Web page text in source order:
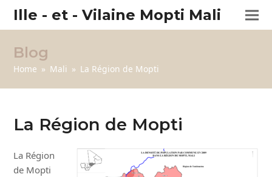
Ille - et - Vilaine Mopti Mali
Blog
Home » Mali » La Région de Mopti
La Région de Mopti
La Région
de Mopti